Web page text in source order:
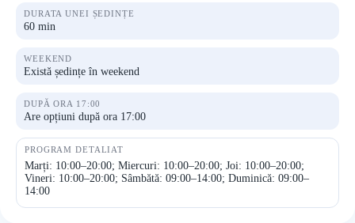
DURATA UNEI ȘEDINȚE
60 min
WEEKEND
Există ședințe în weekend
DUPĂ ORA 17:00
Are opțiuni după ora 17:00
PROGRAM DETALIAT
Marți: 10:00–20:00; Miercuri: 10:00–20:00; Joi: 10:00–20:00;
Vineri: 10:00–20:00; Sâmbătă: 09:00–14:00; Duminică: 09:00–
14:00